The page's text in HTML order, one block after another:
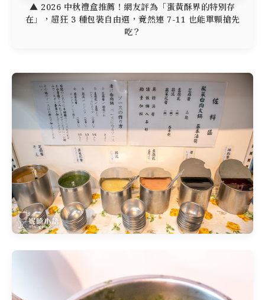
▲ 2026 中秋禮盒推薦！網友評為「蛋黃酥界的特別存
在」，超狂 3 種包裝自由選，竟然連 7-11 也能單顆搶先
吃？